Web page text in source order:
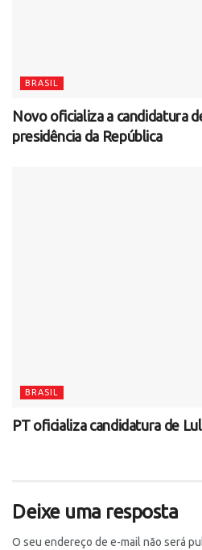
BRASIL
Novo oficializa a candidatura
presidência da República
BRASIL
PT oficializa candidatura de
Deixe uma resposta
O seu endereço de e-mail não será